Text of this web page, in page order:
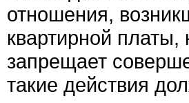
отношения,
квартирной
запрещает
такие действия